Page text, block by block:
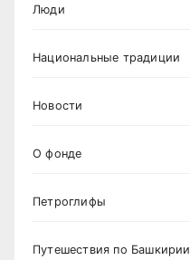
Люди
Национальные традиции
Новости
О фонде
Петроглифы
Путешествия по Башкирии